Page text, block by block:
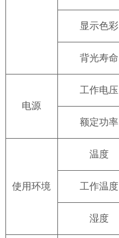
显示色彩
背光寿命
电源
工作电压
额定功率
使用环境
温度
工作温度
湿度